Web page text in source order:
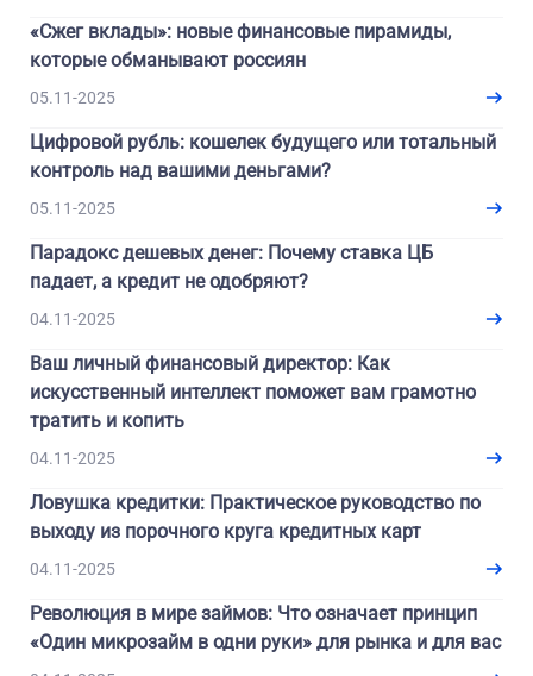
«Сжег вклады»: новые финансовые пирамиды,
которые обманывают россиян
05.11-2025
Цифровой рубль: кошелек будущего или тотальный
контроль над вашими деньгами?
05.11-2025
Парадокс дешевых денег: Почему ставка ЦБ
падает, а кредит не одобряют?
04.11-2025
Ваш личный финансовый директор: Как
искусственный интеллект поможет вам грамотно
тратить и копить
04.11-2025
Ловушка кредитки: Практическое руководство по
выходу из порочного круга кредитных карт
04.11-2025
Революция в мире займов: Что означает принцип
«Один микрозайм в одни руки» для рынка и для вас